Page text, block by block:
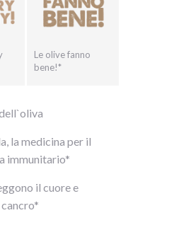
Le olive fanno
bene!*
la medicina per il
immunitario*
il cuore e